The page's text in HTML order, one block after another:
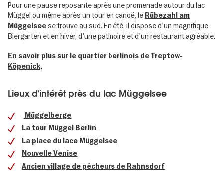
Pour une pause reposante après une promenade autour du lac
Müggel ou même après un tour en canoë, le Rübezahl am
Müggelsee se trouve au sud. En été, il dispose d'un magnifique
Biergarten et en hiver, d'une patinoire et d'un restaurant agréable.
En savoir plus sur le quartier berlinois de Treptow-
Köpenick.
Lieux d'intérêt près du lac Müggelsee
Müggelberge
La tour Müggel Berlin
La place du lace Müggelsee
Nouvelle Venise
Ancien village de pêcheurs de Rahnsdorf